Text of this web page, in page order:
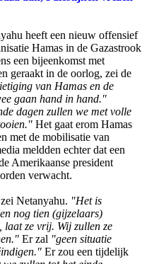
heeft een nieuw offensief
Hamas in de Gazastrook
een bijeenkomst met
geraakt in de oorlog, zei de
van Hamas en de
gaan hand in hand."
dagen zullen we met volle
Het gaat erom Hamas
met de mobilisatie van
meldden echter dat een
Amerikaanse president
verwacht.
zei Netanyahu. "Het is
nog tien (gijzelaars)
laat ze vrij. Wij zullen ze
Er zal "geen situatie
Er zou een tijdelijk